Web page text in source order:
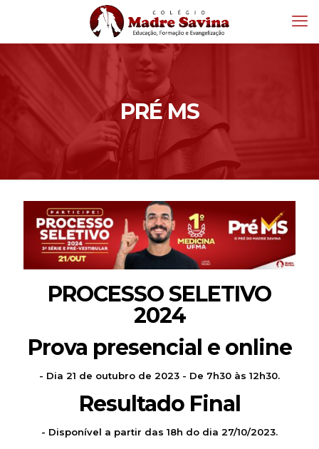
PRÉ MS
PROCESSO SELETIVO
2024
Prova presencial e online
- Dia 21 de outubro de 2023 - De 7h30 às 12h30.
Resultado Final
- Disponível a partir das 18h do dia 27/10/2023.